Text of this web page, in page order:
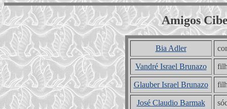
Amigos
Bia Adler
Vandré Israel Brunazo
Glauber Israel Brunazo
José Claudio Barmak